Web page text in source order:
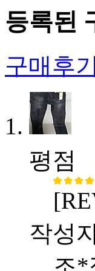
등록된
구매후
평점
작성